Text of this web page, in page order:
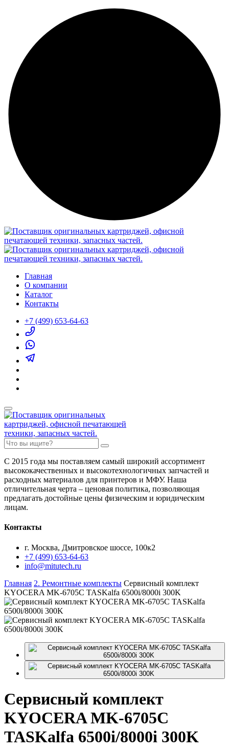
Главная
О компании
Каталог
Контакты
+7 (499) 653-64-63
С 2015 года мы поставляем самый широкий ассортимент
высококачественных и высокотехнологичных запчастей и
расходных материалов для принтеров и МФУ. Наша
отличительная черта – ценовая политика, позволяющая
предлагать достойные цены физическим и юридическим
лицам.
Контакты
г. Москва, Дмитровское шоссе, 100к2
+7 (499) 653-64-63
info@mitutech.ru
Главная 2. Ремонтные комплекты Сервисный комплект
KYOCERA MK-6705C TASKalfa 6500i/8000i 300K
Сервисный комплект
KYOCERA MK-6705C
TASKalfa 6500i/8000i 300K